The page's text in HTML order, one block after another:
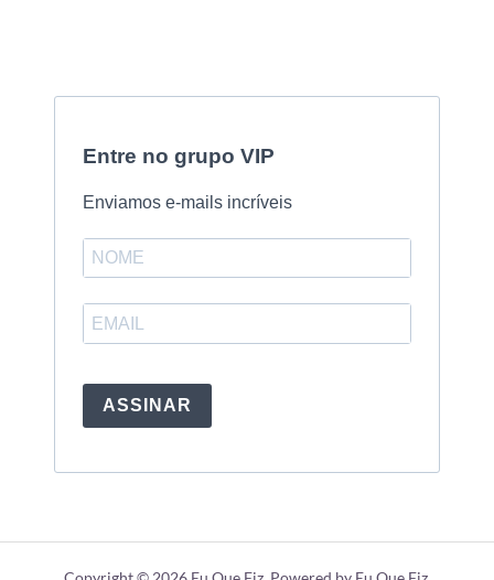
Entre no grupo VIP
Enviamos e-mails incríveis
ASSINAR